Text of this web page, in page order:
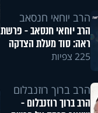
הרב יוחאי חנסאב
הרב יוחאי חנסאב - פרשת
ראה: סוד מעלת הצדקה
225 צפיות
הרב ברוך רוזנבלום
הרב ברוך רוזנבלום -